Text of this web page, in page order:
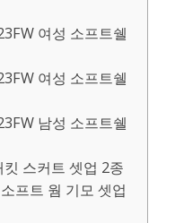
여성 소프트쉘
여성 소프트쉘
남성 소프트쉘
스커트 셋업 2종
프트 웜 기모 셋업